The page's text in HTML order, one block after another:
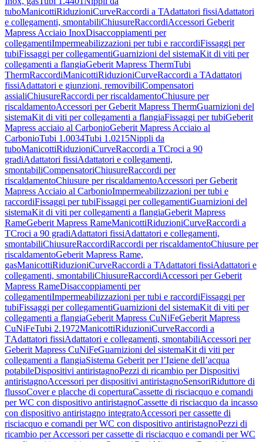
tuboManicottiRiduzioniCurveRaccordi a TAdattatori fissiAdattatori
e collegamenti, smontabiliChiusureRaccordiAccessori Geberit
Mapress Acciaio InoxDisaccoppiamenti per
collegamentiImpermeabilizzazioni per tubi e raccordiFissaggi per
tubiFissaggi per collegamentiGuarnizioni del sistemaKit di viti per
collegamenti a flangiaGeberit Mapress ThermTubi
ThermRaccordiManicottiRiduzioniCurveRaccordi a TAdattatori
fissiAdattatori e giunzioni, removibiliCompensatori
assialiChiusureRaccordi per riscaldamentoChiusure per
riscaldamentoAccessori per Geberit Mapress ThermGuarnizioni del
sistemaKit di viti per collegamenti a flangiaFissaggi per tubiGeberit
Mapress acciaio al CarbonioGeberit Mapress Acciaio al
CarbonioTubi 1.0034Tubi 1.0215Nippli da
tuboManicottiRiduzioniCurveRaccordi a TCroci a 90
gradiAdattatori fissiAdattatori e collegamenti,
smontabiliCompensatoriChiusureRaccordi per
riscaldamentoChiusure per riscaldamentoAccessori per Geberit
Mapress Acciaio al CarbonioImpermeabilizzazioni per tubi e
raccordiFissaggi per tubiFissaggi per collegamentiGuarnizioni del
sistemaKit di viti per collegamenti a flangiaGeberit Mapress
RameGeberit Mapress RameManicottiRiduzioniCurveRaccordi a
TCroci a 90 gradiAdattatori fissiAdattatori e collegamenti,
smontabiliChiusureRaccordiRaccordi per riscaldamentoChiusure per
riscaldamentoGeberit Mapress Rame,
gasManicottiRiduzioniCurveRaccordi a TAdattatori fissiAdattatori e
collegamenti, smontabiliChiusureRaccordiAccessori per Geberit
Mapress RameDisaccoppiamenti per
collegamentiImpermeabilizzazioni per tubi e raccordiFissaggi per
tubiFissaggi per collegamentiGuarnizioni del sistemaKit di viti per
collegamenti a flangiaGeberit Mapress CuNiFeGeberit Mapress
CuNiFeTubi 2.1972ManicottiRiduzioniCurveRaccordi a
TAdattatori fissiAdattatori e collegamenti, smontabiliAccessori per
Geberit Mapress CuNiFeGuarnizioni del sistemaKit di viti per
collegamenti a flangiaSistema Geberit per l’Igiene dell’acqua
potabileDispositivi antiristagnoPezzi di ricambio per Dispositivi
antiristagnoAccessori per dispositivi antiristagnoSensoriRiduttore di
flussoCover e placche di coperturaCassette di risciacquo e comandi
per WC con dispositivo antiristagnoCassette di risciacquo da incasso
con dispositivo antiristagno integratoAccessori per cassette di
risciacquo e comandi per WC con dispositivo antiristagnoPezzi di
ricambio per Accessori per cassette di risciacquo e comandi per WC